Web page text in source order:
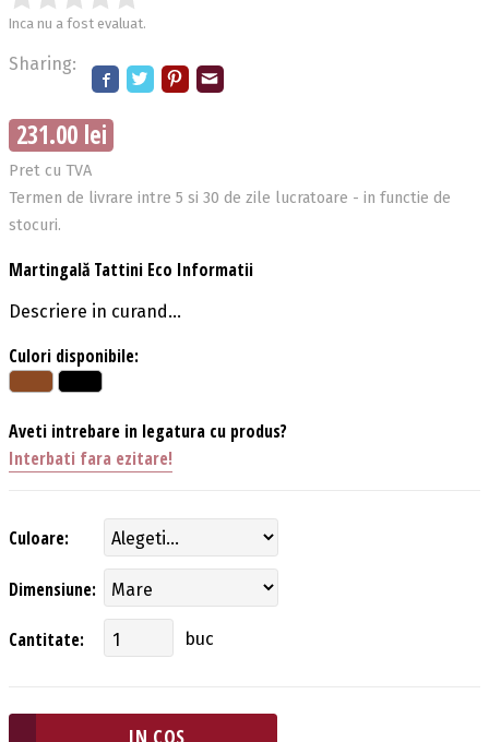
Inca nu a fost evaluat.
Sharing:
231.00 lei
Pret cu TVA
Termen de livrare intre 5 si 30 de zile lucratoare - in functie de
stocuri.
Martingală Tattini Eco Informatii
Descriere in curand...
Culori disponibile:
Aveti intrebare in legatura cu produs?
Interbati fara ezitare!
Culoare:
Dimensiune:
Cantitate: buc